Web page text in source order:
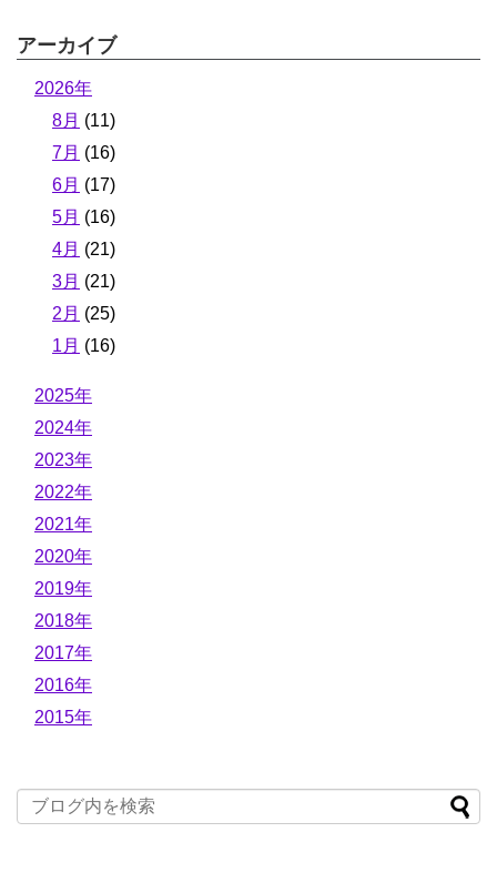
アーカイブ
2026年
8月 (11)
7月 (16)
6月 (17)
5月 (16)
4月 (21)
3月 (21)
2月 (25)
1月 (16)
2025年
2024年
2023年
2022年
2021年
2020年
2019年
2018年
2017年
2016年
2015年